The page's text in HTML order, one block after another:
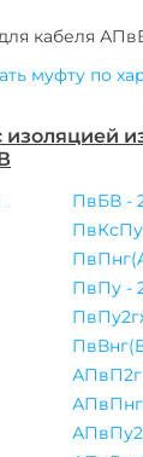
кабеля
муфту по
ПвБВ -
ПвПу -
АПвП2г